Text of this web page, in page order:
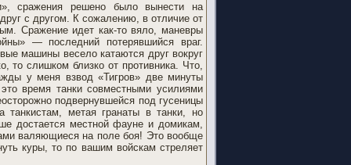
сражения решено было вынести на
с другом. К сожалению, в отличие от
Сражение идет как-то вяло, маневры
— последний потерявшийся враг.
машины весело катаются друг вокруг
то слишком близко от противника. Что,
у меня взвод «Тигров» две минуты
время танки совместными усилиями
подвернувшейся под гусеницы
танкистам, метая гранаты в танки, но
достается местной фауне и домикам,
валяющиеся на поле боя! Это вообще
куры, то по вашим войскам стреляет